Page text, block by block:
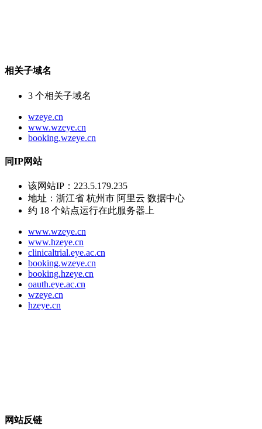
相关子域名
3 个相关子域名
wzeye.cn
www.wzeye.cn
booking.wzeye.cn
同IP网站
该网站IP： 223.5.179.235
地址： 浙江省 杭州市 阿里云 数据中心
约 18 个站点运行在此服务器上
www.wzeye.cn
www.hzeye.cn
clinicaltrial.eye.ac.cn
booking.wzeye.cn
booking.hzeye.cn
oauth.eye.ac.cn
wzeye.cn
hzeye.cn
网站反链